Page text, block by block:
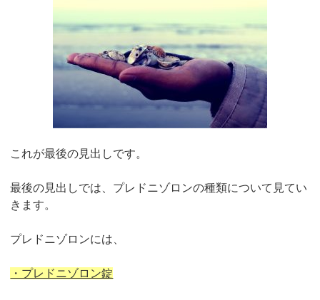
これが最後の見出しです。
最後の見出しでは、プレドニゾロンの種類について見てい
きます。
プレドニゾロンには、
・プレドニゾロン錠